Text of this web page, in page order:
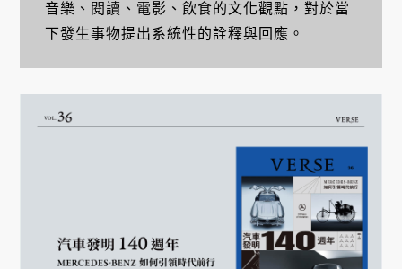
音樂、閱讀、電影、飲食的文化觀點，對於當
下發生事物提出系統性的詮釋與回應。